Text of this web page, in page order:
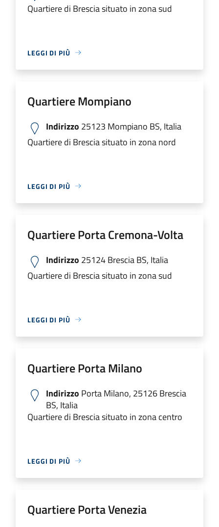
Quartiere di Brescia situato in zona sud
LEGGI DI PIÙ
Quartiere Mompiano
Indirizzo 25123 Mompiano BS, Italia
Quartiere di Brescia situato in zona nord
LEGGI DI PIÙ
Quartiere Porta Cremona-Volta
Indirizzo 25124 Brescia BS, Italia
Quartiere di Brescia situato in zona sud
LEGGI DI PIÙ
Quartiere Porta Milano
Indirizzo Porta Milano, 25126 Brescia
BS, Italia
Quartiere di Brescia situato in zona centro
LEGGI DI PIÙ
Quartiere Porta Venezia